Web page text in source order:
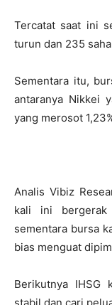
Tercatat saat ini
turun dan 235
Sementara itu,
antaranya Nikkei
yang merosot
Analis Vibiz
kali ini
sementara bursa
bias menguat
Berikutnya IHSG